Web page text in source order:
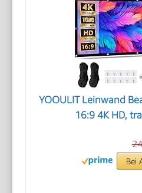
YOOULIT Leinwand
16:9 4K HD,
Bei